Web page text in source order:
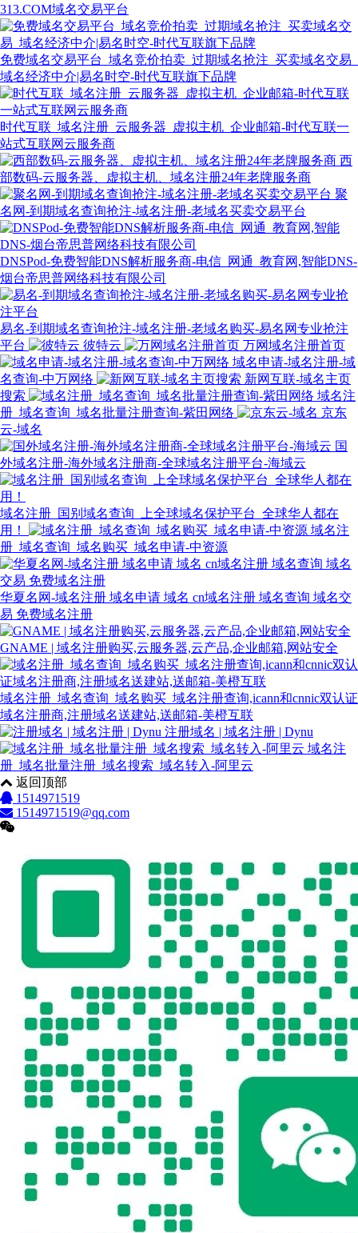
313.COM域名交易平台
免费域名交易平台_域名竞价拍卖_过期域名抢注_买卖域名交易_
域名经济中介|易名时空-时代互联旗下品牌
时代互联_域名注册_云服务器_虚拟主机_企业邮箱-时代互联一
站式互联网云服务商
西
部数码-云服务器、虚拟主机、域名注册24年老牌服务商
聚
名网-到期域名查询抢注-域名注册-老域名买卖交易平台
DNSPod-免费智能DNS解析服务商-电信_网通_教育网,智能DNS-
烟台帝思普网络科技有限公司
易名-到期域名查询抢注-域名注册-老域名购买-易名网专业抢注
平台
彼特云
万网域名注册首页
域名申请-域名注册-域
名查询-中万网络
新网互联-域名主页
搜索
域名注
册_域名查询_域名批量注册查询-紫田网络
京东
云-域名
国
外域名注册-海外域名注册商-全球域名注册平台-海域云
域名注册_国别域名查询_上全球域名保护平台_全球华人都在
用！
域名注
册_域名查询_域名购买_域名申请-中资源
华夏名网-域名注册 域名申请 域名 cn域名注册 域名查询 域名交
易 免费域名注册
GNAME | 域名注册购买,云服务器,云产品,企业邮箱,网站安全
域名注册_域名查询_域名购买_域名注册查询,icann和cnnic双认证
域名注册商,注册域名送建站,送邮箱-美橙互联
注册域名 | 域名注册 | Dynu
域名注
册_域名批量注册_域名搜索_域名转入-阿里云
返回顶部
1514971519
1514971519@qq.com